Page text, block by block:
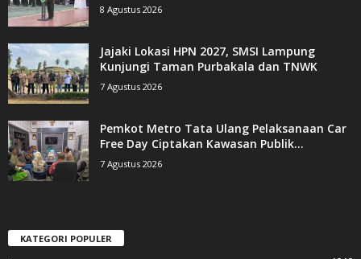
8 Agustus 2026
Jajaki Lokasi HPN 2027, SMSI Lampung
Kunjungi Taman Purbakala dan TNWK
7 Agustus 2026
Pemkot Metro Tata Ulang Pelaksanaan Car
Free Day Ciptakan Kawasan Publik...
7 Agustus 2026
KATEGORI POPULER